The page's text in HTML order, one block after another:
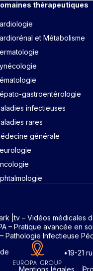
thérapeutiques
et Métabolisme
gastroentérologie
infectieuses
rares
générale
|tv – Vidéos médicales
– Pratique avancée en
– Pathologie Infectieuse
•19-21
Mentions légales